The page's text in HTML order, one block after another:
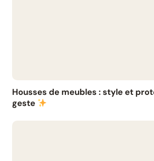
Housses de meubles : style et
geste